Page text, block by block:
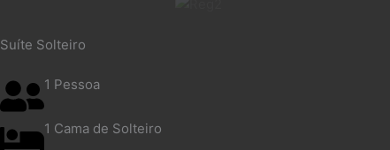
Suíte Solteiro
1 Pessoa
1 Cama de Solteiro